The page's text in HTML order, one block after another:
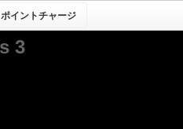
ポイントチャージ